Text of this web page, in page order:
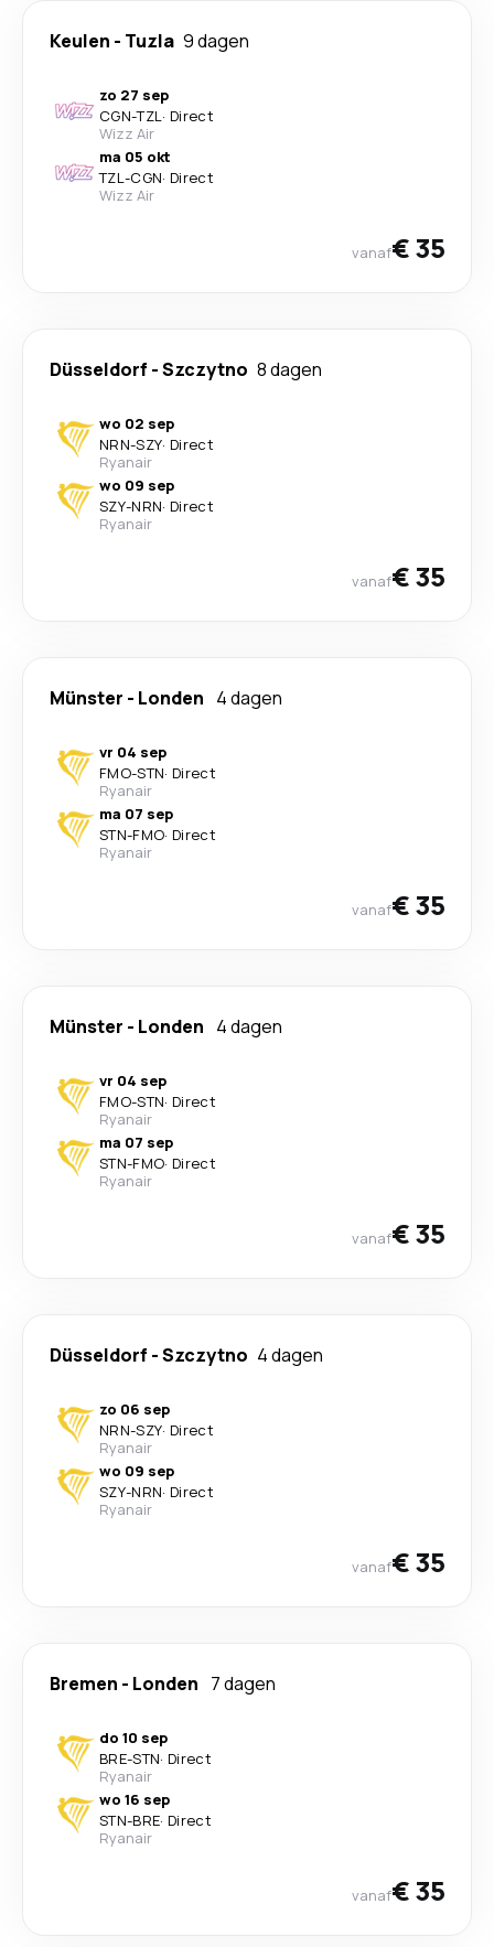
Keulen - Tuzla 9 dagen
zo 27 sep
CGN-TZL· Direct
Wizz Air
ma 05 okt
TZL-CGN· Direct
Wizz Air
vanaf€ 35
Düsseldorf -Szczytno 8 dagen
wo 02 sep
NRN-SZY· Direct
Ryanair
wo 09 sep
SZY-NRN· Direct
Ryanair
vanaf€ 35
Münster - Londen 4 dagen
vr 04 sep
FMO-STN· Direct
Ryanair
ma 07 sep
STN-FMO· Direct
Ryanair
vanaf€ 35
Münster - Londen 4 dagen
vr 04 sep
FMO-STN· Direct
Ryanair
ma 07 sep
STN-FMO· Direct
Ryanair
vanaf€ 35
Düsseldorf -Szczytno 4 dagen
zo 06 sep
NRN-SZY· Direct
Ryanair
wo 09 sep
SZY-NRN· Direct
Ryanair
vanaf€ 35
Bremen - Londen 7 dagen
do 10 sep
BRE-STN· Direct
Ryanair
wo 16 sep
STN-BRE· Direct
Ryanair
vanaf€ 35